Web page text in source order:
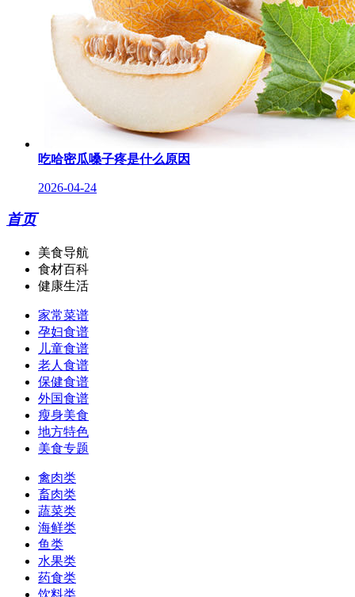
吃哈密瓜嗓子疼是什么原因
2026-04-24
首页
美食导航
食材百科
健康生活
家常菜谱
孕妇食谱
儿童食谱
老人食谱
保健食谱
外国食谱
瘦身美食
地方特色
美食专题
禽肉类
畜肉类
蔬菜类
海鲜类
鱼类
水果类
药食类
饮料类